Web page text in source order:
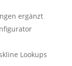
ergänzt
Lookups